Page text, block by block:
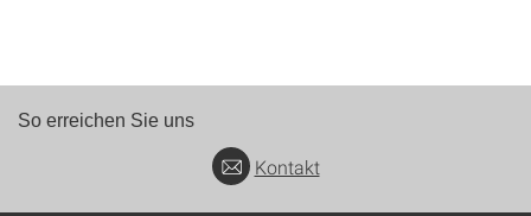
So erreichen Sie uns
Kontakt